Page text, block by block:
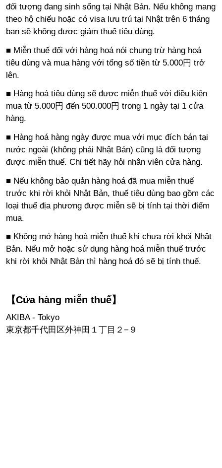
đối tượng đang sinh sống tại Nhật Bản. Nếu không mang
theo hộ chiếu hoặc có visa lưu trú tại Nhật trên 6 tháng
bạn sẽ không được giảm thuế tiêu dùng.
■ Miễn thuế đối với hàng hoá nói chung trừ hàng hoá
tiêu dùng và mua hàng với tổng số tiền từ 5.000円 trở
lên.
■ Hàng hoá tiêu dùng sẽ được miễn thuế với điều kiện
mua từ 5.000円 đến 500.000円 trong 1 ngày tại 1 cửa
hàng.
■ Hàng hoá hàng ngày được mua với mục đích bán tại
nước ngoài (không phải Nhật Bản) cũng là đối tượng
được miễn thuế. Chi tiết hãy hỏi nhân viên cửa hàng.
■ Nếu không bảo quản hàng hoá đã mua miễn thuế
trước khi rời khỏi Nhật Bản, thuế tiêu dùng bao gồm các
loại thuế địa phương được miễn sẽ bị tính tại thời điểm
mua.
■ Không mở hàng hoá miễn thuế khi chưa rời khỏi Nhật
Bản. Nếu mở hoặc sử dụng hàng hoá miễn thuế trước
khi rời khỏi Nhật Bản thì hàng hoá đó sẽ bị tính thuế.
【Cửa hàng miễn thuế】
AKIBA - Tokyo
東京都千代田区外神田１丁目２−９